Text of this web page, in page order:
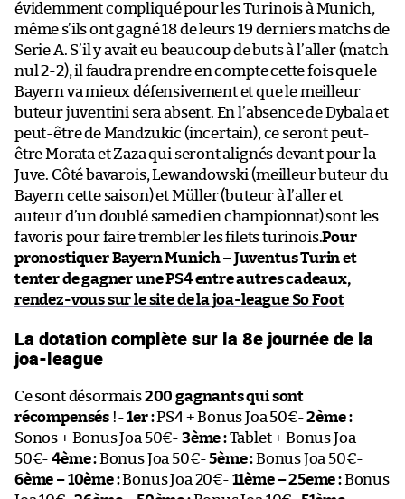
évidemment compliqué pour les Turinois à Munich,
même s’ils ont gagné 18 de leurs 19 derniers matchs de
Serie A. S’il y avait eu beaucoup de buts à l’aller (match
nul 2-2), il faudra prendre en compte cette fois que le
Bayern va mieux défensivement et que le meilleur
buteur juventini sera absent. En l’absence de Dybala et
peut-être de Mandzukic (incertain), ce seront peut-
être Morata et Zaza qui seront alignés devant pour la
Juve. Côté bavarois, Lewandowski (meilleur buteur du
Bayern cette saison) et Müller (buteur à l’aller et
auteur d’un doublé samedi en championnat) sont les
favoris pour faire trembler les filets turinois.Pour
pronostiquer Bayern Munich – Juventus Turin et
tenter de gagner une PS4 entre autres cadeaux,
rendez-vous sur le site de la joa-league So Foot
La dotation complète sur la 8e journée de la
joa-league
Ce sont désormais200 gagnants qui sont
récompensés !-1er :PS4 + Bonus Joa 50€-2ème :
Sonos + Bonus Joa 50€- 3ème :Tablet + Bonus Joa
50€-4ème :Bonus Joa 50€-5ème :Bonus Joa 50€-
6ème – 10ème :Bonus Joa 20€- 11ème – 25eme :Bonus